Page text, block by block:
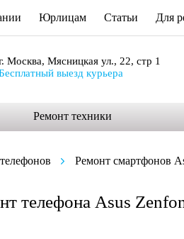
Юрлицам Статьи Для
Москва, Мясницкая ул., 22, стр 1
выезд курьера
Ремонт техники
Ремонт смартфонов
телефона Asus